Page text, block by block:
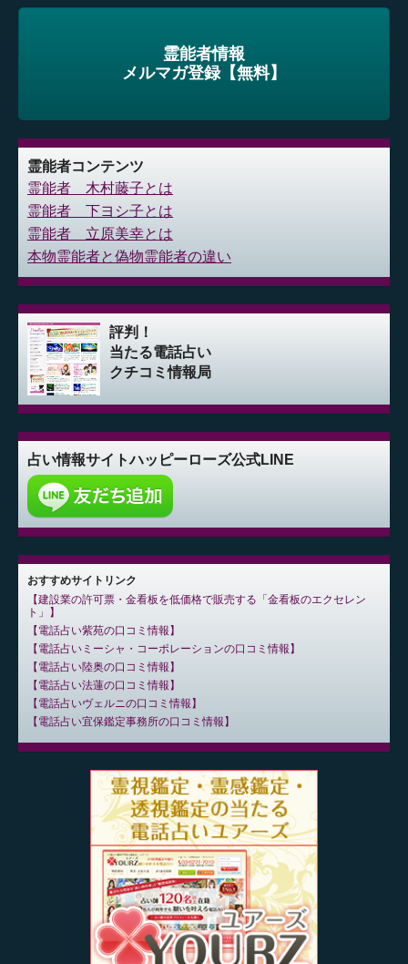
霊能者情報
メルマガ登録【無料】
霊能者コンテンツ
霊能者 木村藤子とは
霊能者 下ヨシ子とは
霊能者 立原美幸とは
本物霊能者と偽物霊能者の違い
評判！
当たる電話占い
クチコミ情報局
占い情報サイトハッピーローズ公式LINE
おすすめサイトリンク
建設業の許可票・金看板を低価格で販売する「金看板のエクセレン
ト」
電話占い紫苑の口コミ情報
電話占いミーシャ・コーポレーションの口コミ情報
電話占い陸奥の口コミ情報
電話占い法蓮の口コミ情報
電話占いヴェルニの口コミ情報
電話占い宜保鑑定事務所の口コミ情報